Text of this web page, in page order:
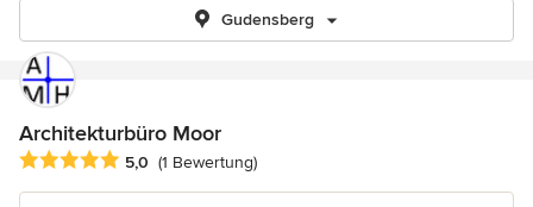
Gudensberg
Architekturbüro Moor
Durchschnittliche Bewertung: 5 von 5 Sternen
5,0 (1 Bewertung)